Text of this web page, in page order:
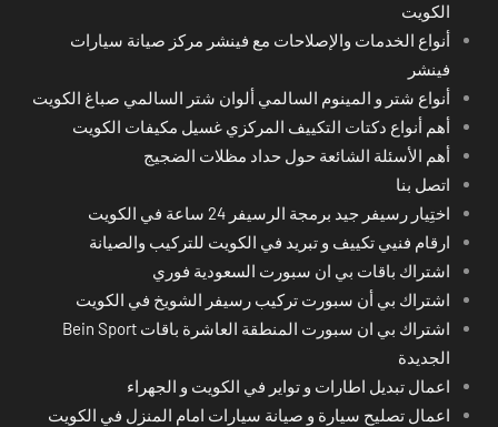
الكويت
أنواع الخدمات والإصلاحات مع فينشر مركز صيانة سيارات
فينشر
أنواع شتر و المينوم السالمي ألوان شتر السالمي صباغ الكويت
أهم أنواع دكتات التكييف المركزي غسيل مكيفات الكويت
أهم الأسئلة الشائعة حول حداد مظلات الضجيج
اتصل بنا
اختِيار رسيفر جيد برمجة الرسيفر 24 ساعة في الكويت
ارقام فنيي تكييف و تبريد في الكويت للتركيب والصيانة
اشتراك باقات بي ان سبورت السعودية فوري
اشتراك بي أن سبورت تركيب رسيفر الشويخ في الكويت
اشتراك بي ان سبورت المنطقة العاشرة باقات Bein Sport
الجديدة
اعمال تبديل اطارات و تواير في الكويت و الجهراء
اعمال تصليح سيارة و صيانة سيارات امام المنزل في الكويت